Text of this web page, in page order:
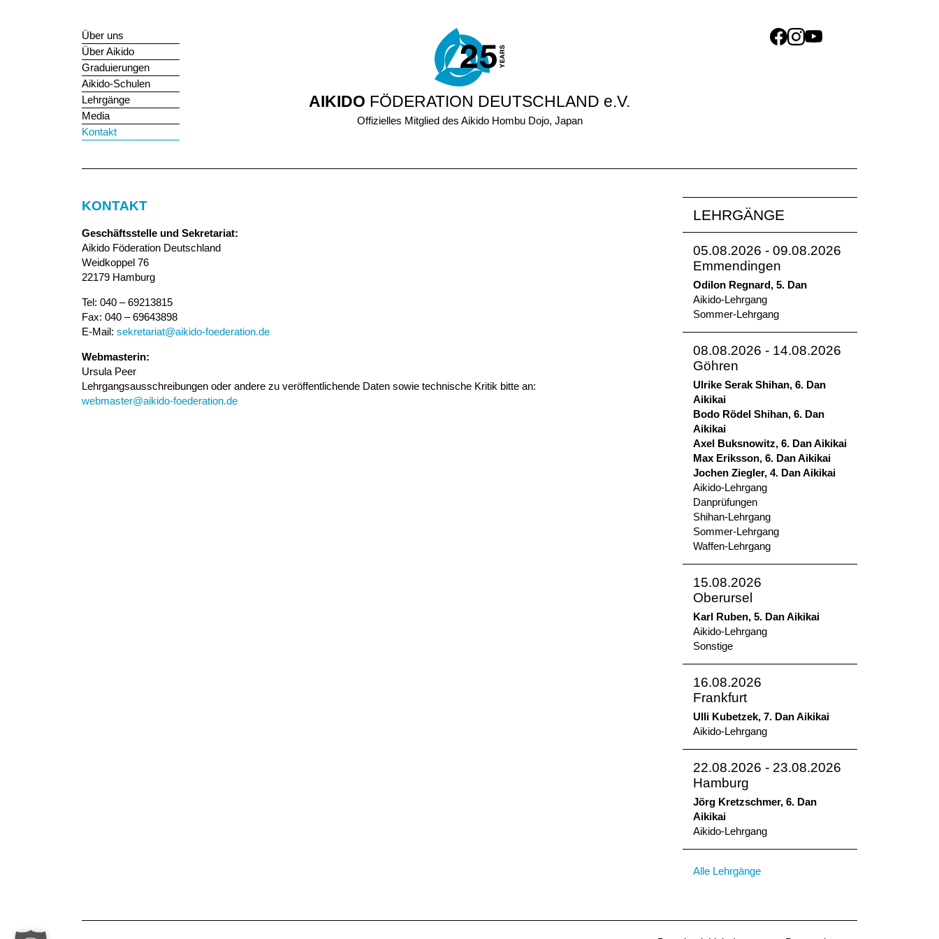
AIKIDO FÖDERATION DEUTSCHLAND e.V.
Offizielles Mitglied des Aikido Hombu Dojo, Japan
Über uns
Über Aikido
Graduierungen
Aikido-Schulen
Lehrgänge
Media
Kontakt
KONTAKT
Geschäftsstelle und Sekretariat:
Aikido Föderation Deutschland
Weidkoppel 76
22179 Hamburg
Tel: 040 – 69213815
Fax: 040 – 69643898
E-Mail: sekretariat@aikido-foederation.de
Webmasterin:
Ursula Peer
Lehrgangsausschreibungen oder andere zu veröffentlichende Daten sowie technische Kritik bitte an:
webmaster@aikido-foederation.de
LEHRGÄNGE
05.08.2026 - 09.08.2026
Emmendingen
Odilon Regnard, 5. Dan
Aikido-Lehrgang
Sommer-Lehrgang
08.08.2026 - 14.08.2026
Göhren
Ulrike Serak Shihan, 6. Dan
Aikikai
Bodo Rödel Shihan, 6. Dan
Aikikai
Axel Buksnowitz, 6. Dan Aikikai
Max Eriksson, 6. Dan Aikikai
Jochen Ziegler, 4. Dan Aikikai
Aikido-Lehrgang
Danprüfungen
Shihan-Lehrgang
Sommer-Lehrgang
Waffen-Lehrgang
15.08.2026
Oberursel
Karl Ruben, 5. Dan Aikikai
Aikido-Lehrgang
Sonstige
16.08.2026
Frankfurt
Ulli Kubetzek, 7. Dan Aikikai
Aikido-Lehrgang
22.08.2026 - 23.08.2026
Hamburg
Jörg Kretzschmer, 6. Dan
Aikikai
Aikido-Lehrgang
Alle Lehrgänge